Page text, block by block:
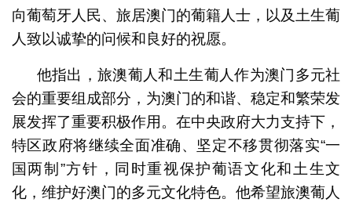
向葡萄牙人民、旅居澳门的葡籍人士，以及土生葡
人致以诚挚的问候和良好的祝愿。
他指出，旅澳葡人和土生葡人作为澳门多元社
会的重要组成部分，为澳门的和谐、稳定和繁荣发
展发挥了重要积极作用。在中央政府大力支持下，
特区政府将继续全面准确、坚定不移贯彻落实“一
国两制”方针，同时重视保护葡语文化和土生文
化，维护好澳门的多元文化特色。他希望旅澳葡人